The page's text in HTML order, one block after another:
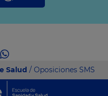
Salud / Oposiciones SMS